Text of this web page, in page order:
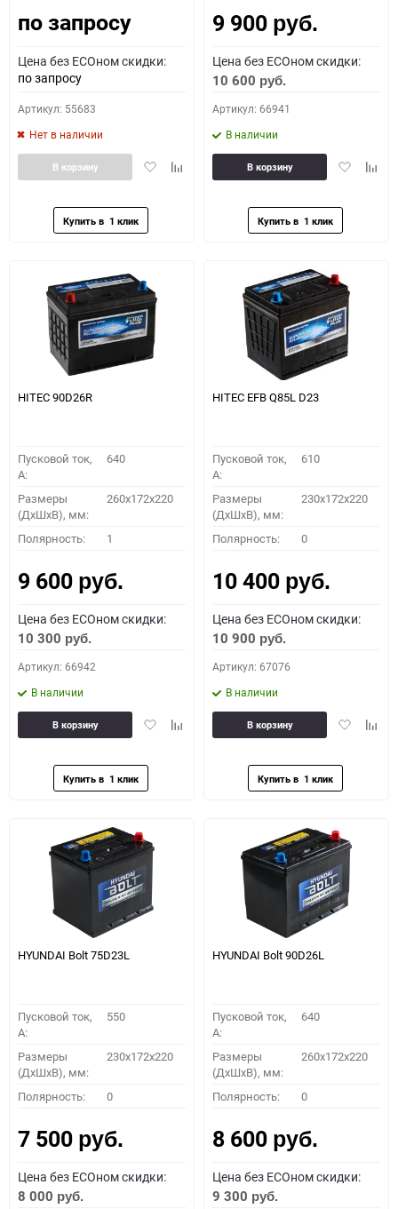
Как определить полярность?
0 - обратная 1 - прямая 3 - обратная 4 - прямая
по запросу
Цена без ECOном скидки:
по запросу
Артикул: 55683
Нет в наличии
ДобавитьДобавить
В корзину
9 900 руб.
Цена без ECOном скидки:
10 600 руб.
Артикул: 66941
В наличии
Добавить
В корзину
HITEC 90D26R
Пусковой ток,
A:
640
Размеры
(ДхШхВ), мм:
260x172x220
Полярность: 1
9 600 руб.
Цена без ECOном скидки:
10 300 руб.
Артикул: 66942
В наличии
ДобавитьДобавить
В корзину
HITEC EFB Q85L D23
Пусковой ток,
A:
610
Размеры
(ДхШхВ), мм:
230x172x220
Полярность: 0
10 400 руб.
Цена без ECOном скидки:
10 900 руб.
Артикул: 67076
В наличии
Добавить
В корзину
HYUNDAI Bolt 75D23L
Пусковой ток,
A:
550
Размеры
(ДхШхВ), мм:
230x172x220
Полярность: 0
7 500 руб.
Цена без ECOном скидки:
8 000 руб.
HYUNDAI Bolt 90D26L
Пусковой ток,
A:
640
Размеры
(ДхШхВ), мм:
260x172x220
Полярность: 0
8 600 руб.
Цена без ECOном скидки:
9 300 руб.